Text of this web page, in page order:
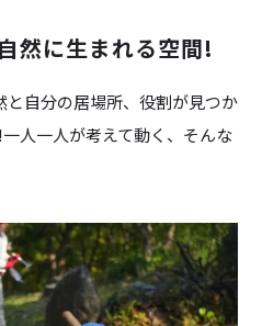
然に生まれる空間!
自分の居場所、役割が見つか
人一人が考えて動く、そんな